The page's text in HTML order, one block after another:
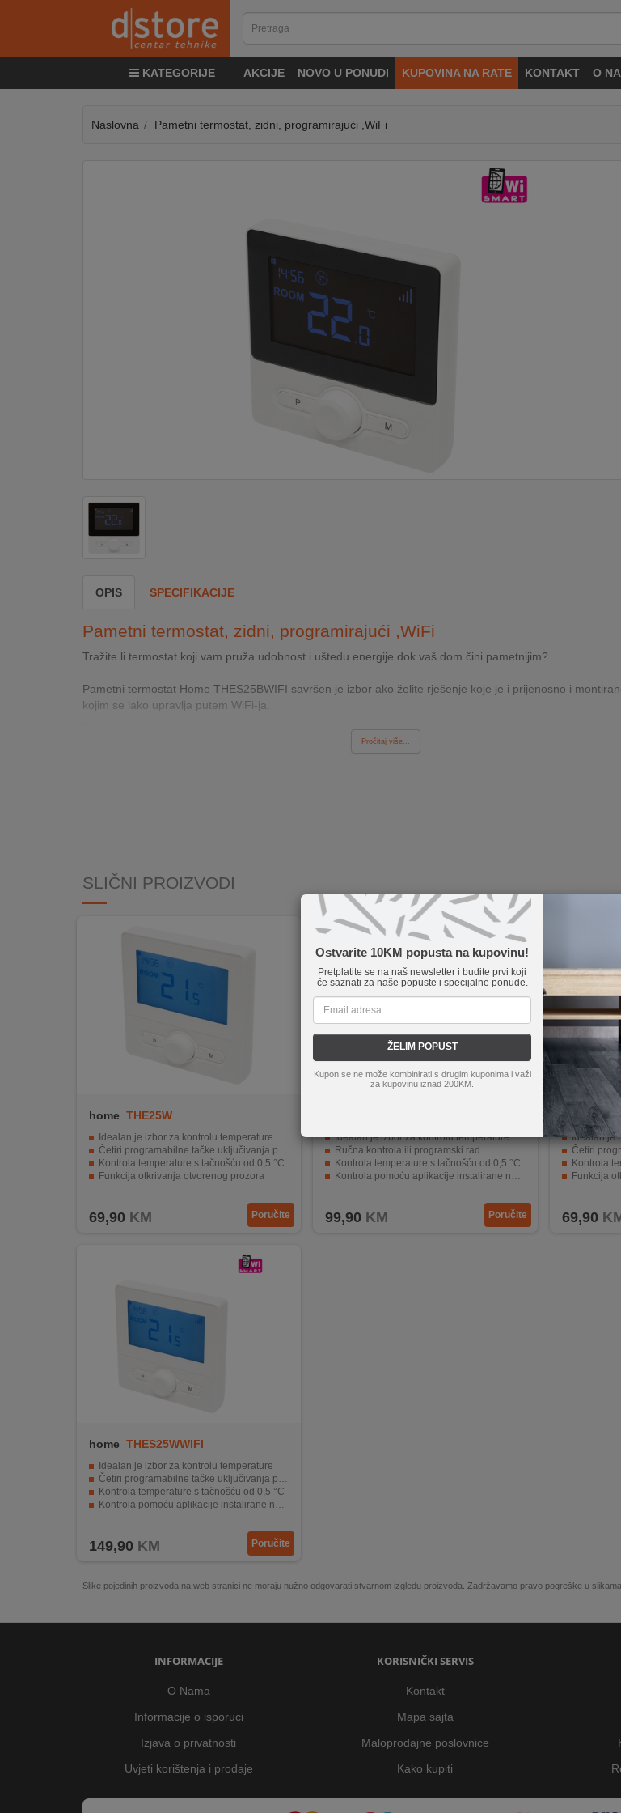
KATEGORIJE AKCIJE NOVO U PONUDI KUPOVINA NA RATE KONTAKT O
&
Ostvarite 10KM popusta na kupovinu!
Pretplatite se na naš newsletter i budite prvi koji
će saznati za naše popuste i specijalne ponude.
ŽELIM POPUST
Kupon se ne može kombinirati s drugim kuponima i važi
za kupovinu iznad 200KM.
Naslovna Pametni termostat, zidni, programirajući ,WiFi
OPIS SPECIFIKACIJE
Pametni termostat, zidni, programirajući ,WiFi
Tražite li termostat koji vam pruža udobnost i uštedu energije dok vaš dom čini pametnijim?
Pametni termostat Home THES25BWIFI savršen je izbor ako želite rješenje koje je i prijenosno i
kojim se lako upravlja putem WiFi-ja.
Pročitaj više...
SLIČNI PROIZVODI
home THE25W
Idealan je izbor za kontrolu temperature
Četiri programabilne tačke uključivanja po danu
Kontrola temperature s tačnošću od 0,5 °C
Funkcija otkrivanja otvorenog prozora
69,90 KM Poručite
Idealan je izbor za kontrolu temperature
Ručna kontrola ili programski rad
Kontrola temperature s tačnošću od 0,5 °C
Kontrola pomoću aplikacije instalirane na pametnom telefonu
99,90 KM Poručite
home
Idealan je
Četiri
Kontrola
Funkcija
69,90
home THES25WWIFI
Idealan je izbor za kontrolu temperature
Četiri programabilne tačke uključivanja po danu
Kontrola temperature s tačnošću od 0,5 °C
Kontrola pomoću aplikacije instalirane na pametnom telefonu
149,90 KM Poručite
Slike pojedinih proizvoda na web stranici ne moraju nužno odgovarati stvarnom izgledu proizvoda. Zadržavamo pravo pogreške u
INFORMACIJE
O Nama
Informacije o isporuci
Izjava o privatnosti
Uvjeti korištenja i prodaje
KORISNIČKI SERVIS
Kontakt
Mapa sajta
Maloprodajne poslovnice
Kako kupiti